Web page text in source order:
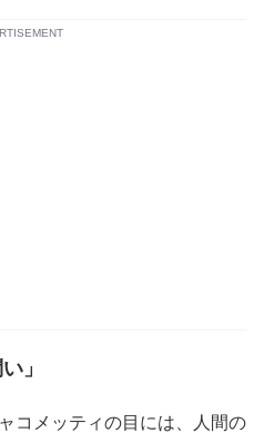
」
コメッティの目には、人間の